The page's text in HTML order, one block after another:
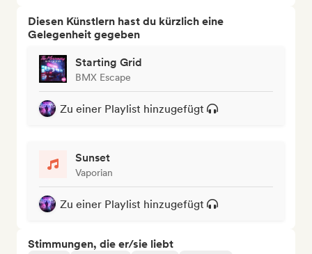
Diesen Künstlern hast du kürzlich eine
Gelegenheit gegeben
Starting Grid
BMX Escape
Zu einer Playlist hinzugefügt
Sunset
Vaporian
Zu einer Playlist hinzugefügt
Stimmungen, die er/sie liebt